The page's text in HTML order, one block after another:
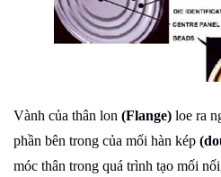
Vành của thân lon (Flange) loe ra
phần bên trong của mối hàn kép
móc thân trong quá trình tạo mối